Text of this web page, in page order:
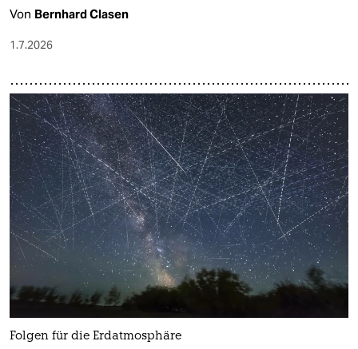
Von Bernhard Clasen
1.7.2026
Folgen für die Erdatmosphäre